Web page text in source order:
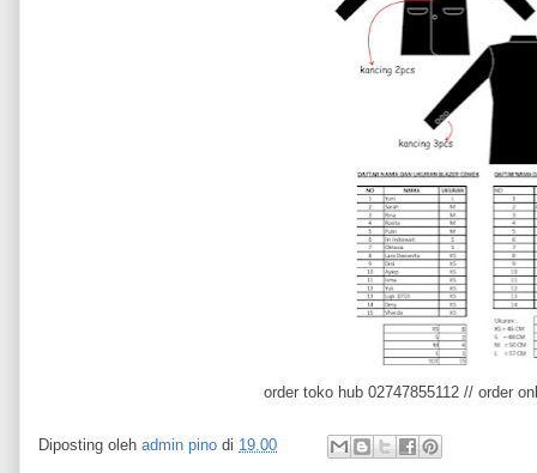
order toko hub 02747855112 // order
Diposting oleh admin pino di 19.00